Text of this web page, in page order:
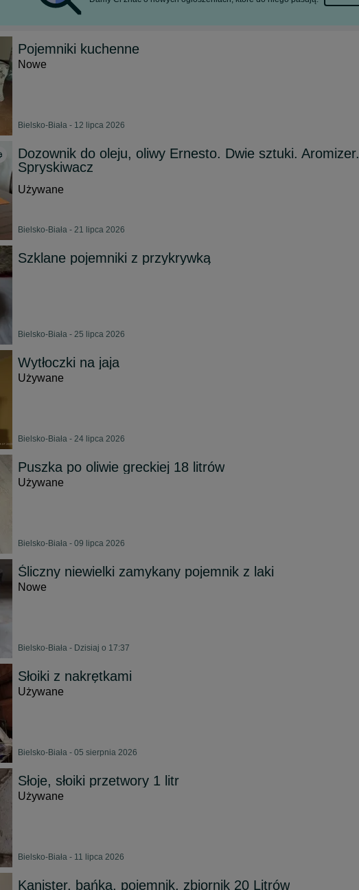
Pojemniki kuchenne
Nowe
Bielsko-Biała - 12 lipca 2026
Dozownik do oleju, oliwy Ernesto. Dwie sztuki. Aromizer.
Spryskiwacz
Używane
Bielsko-Biała - 21 lipca 2026
Szklane pojemniki z przykrywką
Bielsko-Biała - 25 lipca 2026
Wytłoczki na jaja
Używane
Bielsko-Biała - 24 lipca 2026
Puszka po oliwie greckiej 18 litrów
Używane
Bielsko-Biała - 09 lipca 2026
Śliczny niewielki zamykany pojemnik z laki
Nowe
Bielsko-Biała - Dzisiaj o 17:37
Słoiki z nakrętkami
Używane
Bielsko-Biała - 05 sierpnia 2026
Słoje, słoiki przetwory 1 litr
Używane
Bielsko-Biała - 11 lipca 2026
Kanister, bańka, pojemnik, zbiornik 20 Litrów